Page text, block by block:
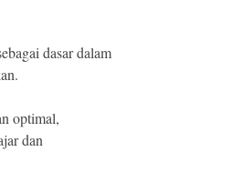
dasar dalam
optimal,
dan